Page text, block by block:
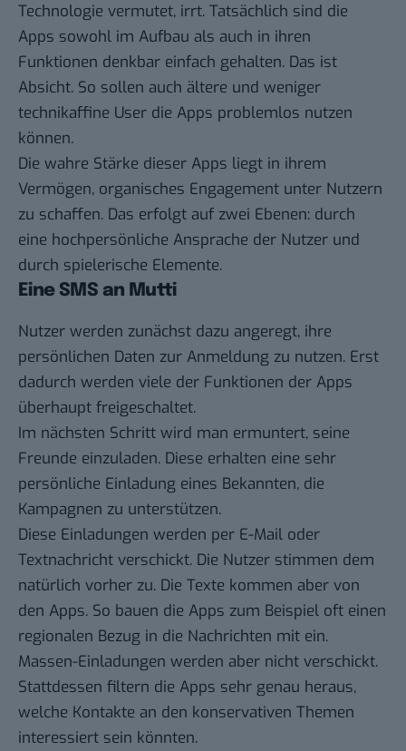
Technologie vermutet, irrt. Tatsächlich sind die
Apps sowohl im Aufbau als auch in ihren
Funktionen denkbar einfach gehalten. Das ist
Absicht. So sollen auch ältere und weniger
technikaffine User die Apps problemlos nutzen
können.
Die wahre Stärke dieser Apps liegt in ihrem
Vermögen, organisches Engagement unter Nutzern
zu schaffen. Das erfolgt auf zwei Ebenen: durch
eine hochpersönliche Ansprache der Nutzer und
durch spielerische Elemente.
Eine SMS an Mutti
Nutzer werden zunächst dazu angeregt, ihre
persönlichen Daten zur Anmeldung zu nutzen. Erst
dadurch werden viele der Funktionen der Apps
überhaupt freigeschaltet.
Im nächsten Schritt wird man ermuntert, seine
Freunde einzuladen. Diese erhalten eine sehr
persönliche Einladung eines Bekannten, die
Kampagnen zu unterstützen.
Diese Einladungen werden per E-Mail oder
Textnachricht verschickt. Die Nutzer stimmen dem
natürlich vorher zu. Die Texte kommen aber von
den Apps. So bauen die Apps zum Beispiel oft einen
regionalen Bezug in die Nachrichten mit ein.
Massen-Einladungen werden aber nicht verschickt.
Stattdessen filtern die Apps sehr genau heraus,
welche Kontakte an den konservativen Themen
interessiert sein könnten.